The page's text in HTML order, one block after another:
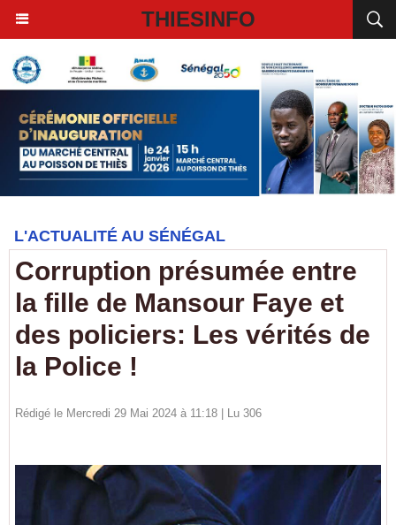
THIESINFO
L'ACTUALITÉ AU SÉNÉGAL
Corruption présumée entre
la fille de Mansour Faye et
des policiers: Les vérités de
la Police !
Rédigé le Mercredi 29 Mai 2024 à 11:18 | Lu 306